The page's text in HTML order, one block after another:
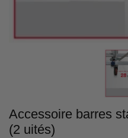
Accessoire barres
(2 uités)